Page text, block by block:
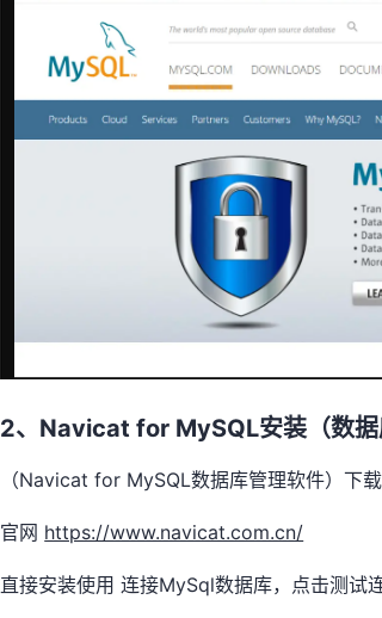
2、Navicat for MySQL安装（数据
（Navicat for MySQL数据库管理软件）下
官网 https://www.navicat.com.cn/
直接安装使用 连接MySql数据库，点击测试